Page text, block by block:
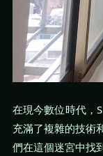
在現今數位時代，
充滿了複雜的技術
們在這個迷宮中找